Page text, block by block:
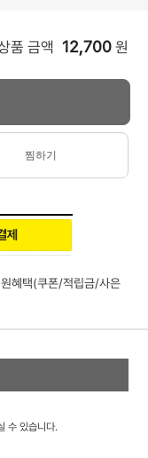
품 금액 12,700 원
찜하기
혜택(쿠폰/적립금/사은
수 있습니다.